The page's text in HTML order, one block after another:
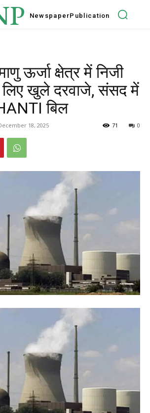
NewspaperPublication
ऊर्जा क्षेत्र में निजी
खुले दरवाजे, संसद में
बिल
18, 2025 0
71